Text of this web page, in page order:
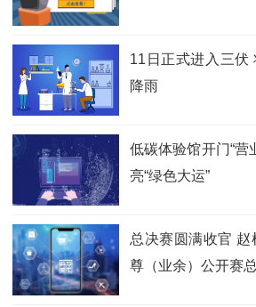
11日正式进入三伏
降雨
低碳体验馆开门“营
亮“绿色大运”
总决赛圆满收官
尊（业余）公开赛